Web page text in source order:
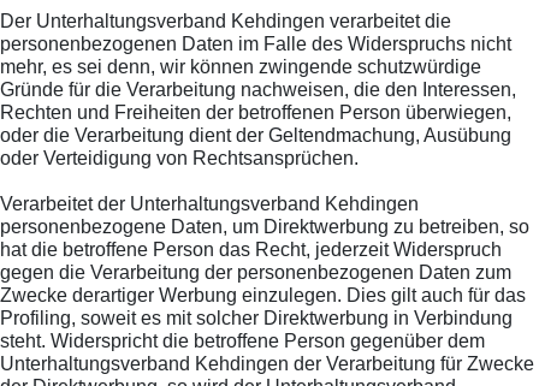
Der Unterhaltungsverband Kehdingen verarbeitet die
personenbezogenen Daten im Falle des Widerspruchs nicht
mehr, es sei denn, wir können zwingende schutzwürdige
Gründe für die Verarbeitung nachweisen, die den Interessen,
Rechten und Freiheiten der betroffenen Person überwiegen,
oder die Verarbeitung dient der Geltendmachung, Ausübung
oder Verteidigung von Rechtsansprüchen.
Verarbeitet der Unterhaltungsverband Kehdingen
personenbezogene Daten, um Direktwerbung zu betreiben, so
hat die betroffene Person das Recht, jederzeit Widerspruch
gegen die Verarbeitung der personenbezogenen Daten zum
Zwecke derartiger Werbung einzulegen. Dies gilt auch für das
Profiling, soweit es mit solcher Direktwerbung in Verbindung
steht. Widerspricht die betroffene Person gegenüber dem
Unterhaltungsverband Kehdingen der Verarbeitung für Zwecke